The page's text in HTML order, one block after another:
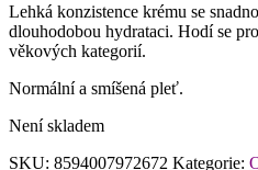
Lehká konzistence krému se
dlouhodobou hydrataci. Hodí se
věkových kategorií.
Normální a smíšená pleť.
Není skladem
SKU: 8594007972672 Kategorie: